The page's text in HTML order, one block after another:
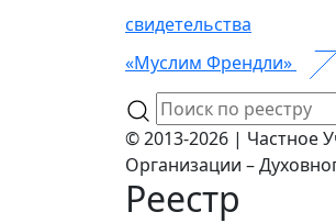
свидетельства
«Муслим Френдли»
© 2013-2026 | Частное
Организации –
Реестр